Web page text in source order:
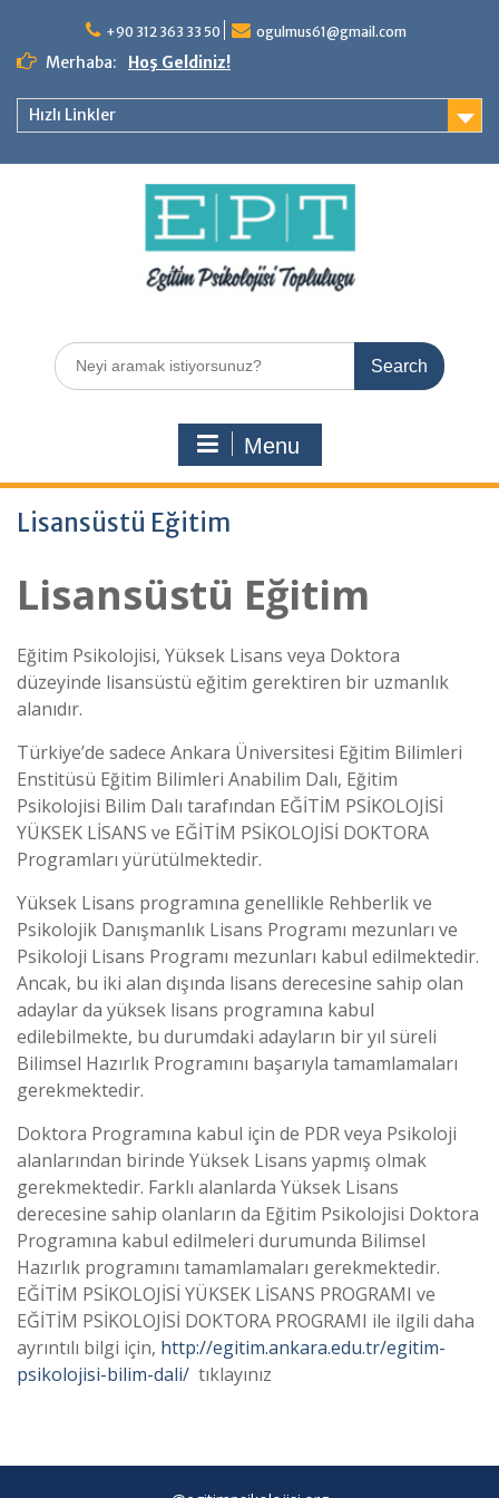
content
+90 312 363 33 50 ogulmus61@gmail.com
Merhaba: Hoş Geldiniz!
Hızlı Linkler
Search
for:
Menu
Lisansüstü Eğitim
Lisansüstü Eğitim
Eğitim Psikolojisi, Yüksek Lisans veya Doktora
düzeyinde lisansüstü eğitim gerektiren bir uzmanlık
alanıdır.
Türkiye’de sadece Ankara Üniversitesi Eğitim Bilimleri
Enstitüsü Eğitim Bilimleri Anabilim Dalı, Eğitim
Psikolojisi Bilim Dalı tarafından EĞİTİM PSİKOLOJİSİ
YÜKSEK LİSANS ve EĞİTİM PSİKOLOJİSİ DOKTORA
Programları yürütülmektedir.
Yüksek Lisans programına genellikle Rehberlik ve
Psikolojik Danışmanlık Lisans Programı mezunları ve
Psikoloji Lisans Programı mezunları kabul edilmektedir.
Ancak, bu iki alan dışında lisans derecesine sahip olan
adaylar da yüksek lisans programına kabul
edilebilmekte, bu durumdaki adayların bir yıl süreli
Bilimsel Hazırlık Programını başarıyla tamamlamaları
gerekmektedir.
Doktora Programına kabul için de PDR veya Psikoloji
alanlarından birinde Yüksek Lisans yapmış olmak
gerekmektedir. Farklı alanlarda Yüksek Lisans
derecesine sahip olanların da Eğitim Psikolojisi Doktora
Programına kabul edilmeleri durumunda Bilimsel
Hazırlık programını tamamlamaları gerekmektedir.
EĞİTİM PSİKOLOJİSİ YÜKSEK LİSANS PROGRAMI ve
EĞİTİM PSİKOLOJİSİ DOKTORA PROGRAMI ile ilgili daha
ayrıntılı bilgi için, http://egitim.ankara.edu.tr/egitim-
psikolojisi-bilim-dali/ tıklayınız